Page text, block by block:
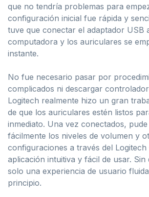
que no tendría problemas para
configuración inicial fue rápida y
tuve que conectar el adaptador USB
computadora y los auriculares se
instante.
No fue necesario pasar por
complicados ni descargar
Logitech realmente hizo un gran
de que los auriculares estén listos
inmediato. Una vez conectados,
fácilmente los niveles de volumen y
configuraciones a través del
aplicación intuitiva y fácil de usar. Sin
solo una experiencia de usuario
principio.